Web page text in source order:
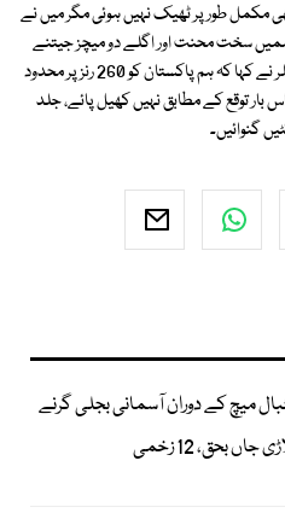
مکمل طور پر ٹھیک نہیں ہوئی مگر میں نے
سخت محنت اور اگلے دو میچز جیتنے
کی ضرورت تھی۔ میزبان کپتان برینڈن ٹیلر نے کہا کہ ہم پاکستان کو 260 رنز پر محدود
توقع کے مطابق نہیں کھیل پائے، جلد
گنوائیں۔
میچ کے دوران آسمانی بجلی گرنے
بحق، 12 زخمی